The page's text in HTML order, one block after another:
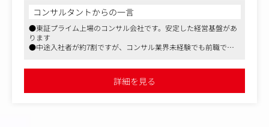
本ポジションでは、コンサルタントの知見や構想を読み解
き、抽象的な概念を読者に伝わる文章へと整理・構造化
し、読者に伝わる発信へつなげる役割を担っていただきま
す。
主なミッションは、経営知見を正しく理解し、読者に伝わ
る構成と表現へ落とし込むことです。
コンサルタントからの一言
●東証プライム上場のコンサル会社です。安定した経営基盤があ
ります
●中途入社者が約7割ですが、コンサル業界未経験でも前職での
10:00～18:30）、時短制度など、中長期的に働ける環境です
詳細を見る